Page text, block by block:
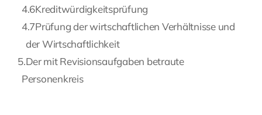
4.6Kreditwürdigkeitsprüfung
4.7Prüfung der wirtschaftlichen Verhältnisse und
der Wirtschaftlichkeit
5.Der mit Revisionsaufgaben betraute
Personenkreis